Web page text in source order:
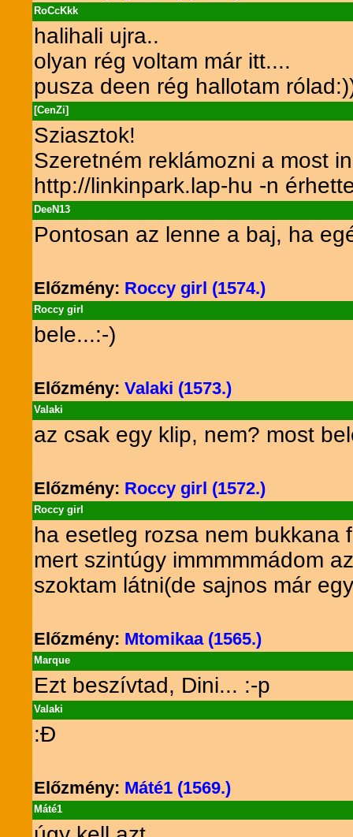
RoCcKkk
halihali ujra..
olyan rég voltam már itt....
pusza deen rég hallotam
[CenZi]
Sziasztok!
Szeretném reklámozni a most
http://linkinpark.lap-hu -n
DeeN13
Pontosan az lenne a baj, ha
Előzmény: Roccy girl (1574.)
Roccy girl
bele...:-)
Előzmény:Valaki (1573.)
Valaki
az csak egy klip, nem? most
Előzmény: Roccy girl (1572.)
Roccy girl
ha esetleg rozsa nem bukkana
mert szintúgy immmmmádom
szoktam látni(de sajnos már
Előzmény: Mtomikaa (1565.)
Marque
Ezt beszívtad, Dini... :-p
Valaki
:Đ
Előzmény: Máté1 (1569.)
Máté1